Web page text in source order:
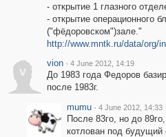
- открытие 1 глазного
- открытие операционного
("фёдоровском")зале."
http://www.mntk.ru/data/org/
v
vion · 4 June 2012, 14:19
До 1983 года Федоров
после 1983г.
mumu · 4 June 2012, 14:33
После 83го, но до
котлован под будущий